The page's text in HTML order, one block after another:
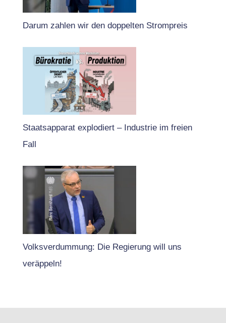
Darum zahlen wir den doppelten Strompreis
Staatsapparat explodiert – Industrie im freien
Fall
Volksverdummung: Die Regierung will uns
veräppeln!